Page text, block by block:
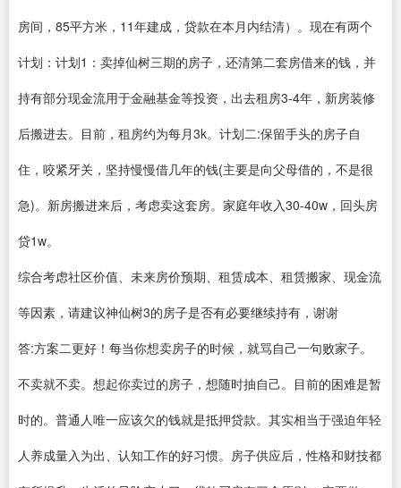
房间，85平方米，11年建成，贷款在本月内结清）。现在有两个
计划：计划1：卖掉仙树三期的房子，还清第二套房借来的钱，并
持有部分现金流用于金融基金等投资，出去租房3-4年，新房装修
后搬进去。目前，租房约为每月3k。计划二:保留手头的房子自
住，咬紧牙关，坚持慢慢借几年的钱(主要是向父母借的，不是很
急)。新房搬进来后，考虑卖这套房。家庭年收入30-40w，回头房
贷1w。
综合考虑社区价值、未来房价预期、租赁成本、租赁搬家、现金流
等因素，请建议神仙树3的房子是否有必要继续持有，谢谢
答:方案二更好！每当你想卖房子的时候，就骂自己一句败家子。
不卖就不卖。想起你卖过的房子，想随时抽自己。目前的困难是暂
时的。普通人唯一应该欠的钱就是抵押贷款。其实相当于强迫年轻
人养成量入为出、认知工作的好习惯。房子供应后，性格和财技都